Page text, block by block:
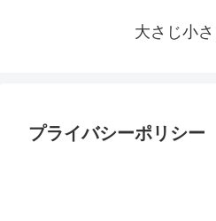
大さじ小
プライバシーポリシー